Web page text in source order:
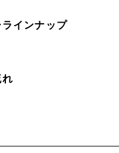
インナップ